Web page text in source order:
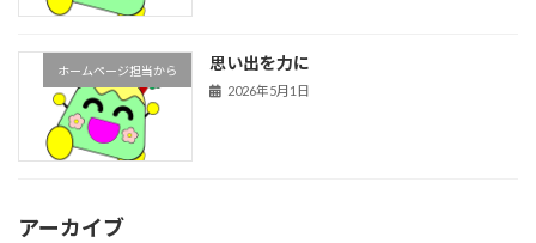
ホームページ担当から 思い出を力に
2026年5月1日
アーカイブ